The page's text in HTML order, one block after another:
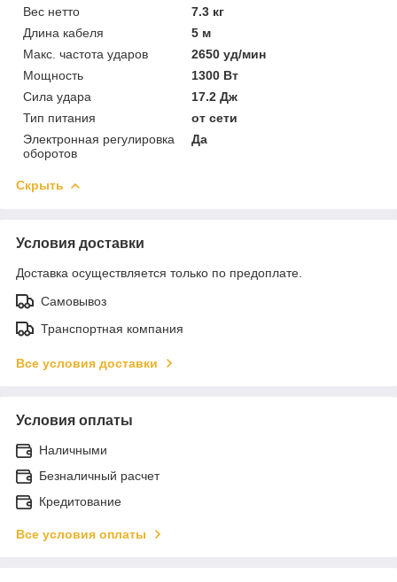
Вес нетто
7.3 кг
Длина кабеля
5 м
Макс. частота ударов
2650 уд/мин
Мощность
1300 Вт
Сила удара
17.2 Дж
Тип питания
от сети
Электронная регулировка
оборотов
Да
Скрыть
Условия доставки
Доставка осуществляется только по предоплате.
Самовывоз
Транспортная компания
Все условия доставки
Условия оплаты
Наличными
Безналичный расчет
Кредитование
Все условия оплаты